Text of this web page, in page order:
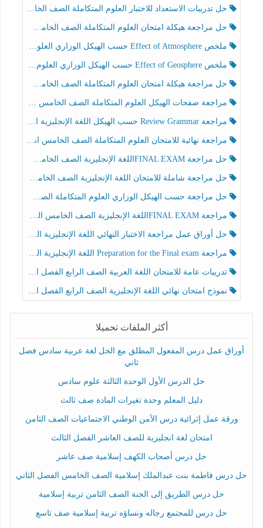
حل تدريبات الاستعداد للاختبار العلوم المتكاملة الصف الخامس عام الفصل الثالث
حل مراجعة هيكلة امتحان العلوم المتكاملة الصف الخامس انسبير الفصل الثالث
ملخص Effect of Atmosphere حسب الهيكل الوزاري العلوم المتكاملة الصف الخامس انسبير الفصل الثالث
ملخص Effect of Geosphere حسب الهيكل الوزاري العلوم المتكاملة الصف الخامس انسبير الفصل الثالث
حل مراجعة هيكلة امتحان العلوم المتكاملة الصف الخامس عام الفصل الثالث
مراجعة صفحات الهيكل العلوم المتكاملة الصف الخامس انسبير الفصل الثالث
مراجعة Review Grammar حسب الهيكل اللغة الإنجليزية الصف الخامس الفصل الثالث
مراجعة نهائية للامتحان العلوم المتكاملة الصف الخامس انسبير الفصل الثالث
حل مراجعة FINAL EXAMاللغة الإنجليزية الصف الخامس الفصل الثالث
حل مراجعة شاملة للامتحان اللغة الإنجليزية الصف الخامس الفصل الثالث
حل مراجعة حسب الهيكل الوزاري العلوم المتكاملة الصف الخامس عام الفصل الثالث
مراجعة FINAL EXAMاللغة الإنجليزية الصف الخامس الفصل الثالث
حل أوراق عمل مراجعة الاختبار النهائي اللغة الإنجليزية الصف الرابع الفصل الثالث
مراجعة Preparation for the Final exam اللغة الإنجليزية الصف الرابع الفصل الثالث
تدريبات عامة للامتحان اللغة العربية الصف الرابع الفصل الثالث
نموذج امتحان نهائي اللغة الإنجليزية الصف الرابع الفصل الثالث
أكثر الملفات تحميلا
أوراق عمل درس المفعول المطلق مع الحل لغة عربية سادس فصل
ثاني
حل الدرس الأول الوحدة الثالثة علوم سادس
دليل المعلم وحدة تغيرات المادة صف ثالث
ورقة عمل إثرائية درس الأمن الوطني الاجتماعيات الصف الثامن
امتحان لغة انجليزية للصف العاشر الفصل الثالث
حل درس أصحاب الكهف إسلامية صف عاشر
حل درس فاطمة بنت عبدالملك إسلامية الصف الخامس الفصل الثاني
حل درس الطريق إلى الجنة الصف الثامن تربية إسلامية
حل درس للمجتمع رجاله ونساؤه تربية إسلامية صف تاسع